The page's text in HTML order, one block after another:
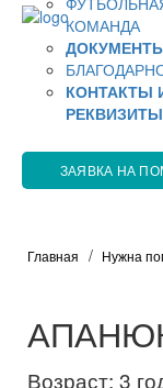
КОМАНДА
КОНТАКТЫ
РЕКВИЗИТЫ
ЗАЯВКА НА
Главная Нужна
Возраст: 3